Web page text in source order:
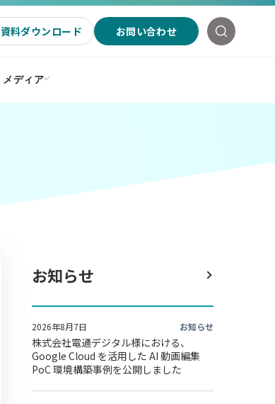
資料ダウンロード お問い合わせ
メディア
お知らせ
2026年8月7日 お知らせ
株式会社電通デジタル様における、
Google Cloud を活用した AI 動画編集
PoC 環境構築事例を公開しました